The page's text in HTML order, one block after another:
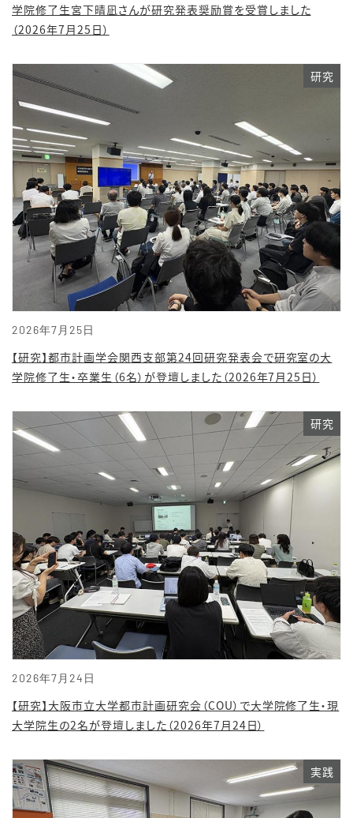
学院修了生宮下晴凪さんが研究発表奨励賞を受賞しました
（2026年7月25日）
2026年7月25日
研究
【研究】都市計画学会関西支部第24回研究発表会で研究室の大
学院修了生・卒業生（6名）が登壇しました（2026年7月25日）
2026年7月24日
研究
【研究】大阪市立大学都市計画研究会（COU）で大学院修了生・現
大学院生の2名が登壇しました（2026年7月24日）
実践